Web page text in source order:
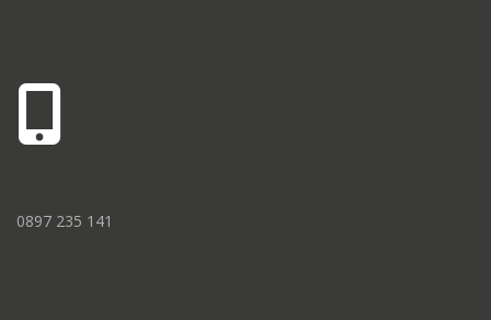
0897 235 141